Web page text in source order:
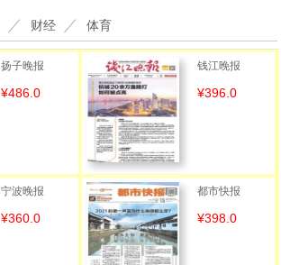
财经 体育
扬子晚报
¥486.0
钱江晚报
¥396.0
宁波晚报
¥360.0
都市快报
¥398.0